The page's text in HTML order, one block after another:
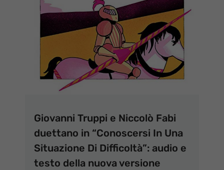
Giovanni Truppi e Niccolò Fabi
duettano in “Conoscersi In Una
Situazione Di Difficoltà”: audio e
testo della nuova versione